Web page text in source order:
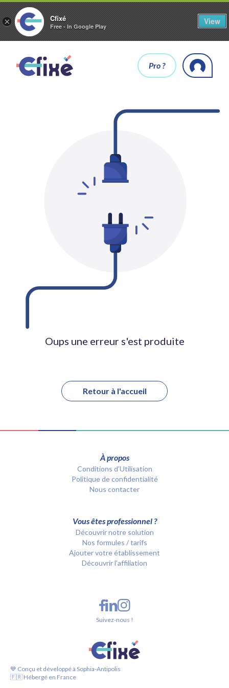
× Cfixé
Free - In Google Play
View
Pro ?
Oups une erreur s'est produite
Retour à l'accueil
À propos
Conditions d’Utilisation
Politique de confidentialité
Nous contacter
Vous êtes professionnel ?
Découvrir notre solution
Nos formules / tarifs
Ajouter votre établissement
Découvrir l'affiliation
💙 Conçu et développé à Sophia-Antipolis
🇫🇷 Hébergé en France
Suivez-nous !